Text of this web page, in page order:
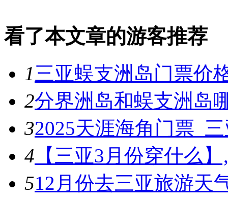
看了本文章的游客推荐
1三亚蜈支洲岛门票价
2分界洲岛和蜈支洲岛
32025天涯海角门票_
4 【三亚3月份穿什么
512月份去三亚旅游天